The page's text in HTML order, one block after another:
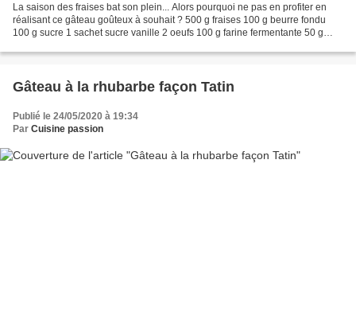
La saison des fraises bat son plein... Alors pourquoi ne pas en profiter en
réalisant ce gâteau goûteux à souhait ? 500 g fraises 100 g beurre fondu
100 g sucre 1 sachet sucre vanille 2 oeufs 100 g farine fermentante 50 g
Gâteau à la rhubarbe façon Tatin
Publié le 24/05/2020 à 19:34
Par Cuisine passion